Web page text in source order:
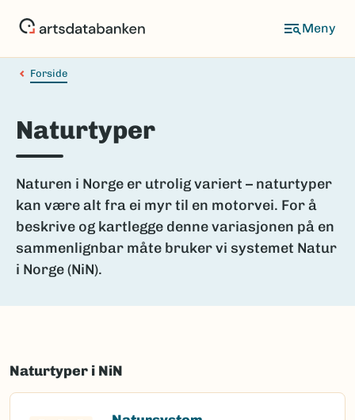
Forside
Naturtyper
Naturen i Norge er utrolig variert – naturtyper
kan være alt fra ei myr til en motorvei. For å
beskrive og kartlegge denne variasjonen på en
sammenlignbar måte bruker vi systemet Natur
i Norge (NiN).
Naturtyper i NiN